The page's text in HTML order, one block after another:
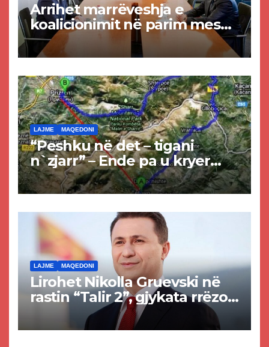
Arrihet marrëveshja e
koalicionimit në parim mes
Kurtit dhe Abdixhikut
LAJME MAQEDONI
“Peshku në det – tigani
n`zjarr” – Ende pa u kryer
projekti i tunelit, komuna e
Tetovës nis punimet për
LAJME MAQEDONI
Lirohet Nikolla Gruevski në
rastin “Talir 2”, gjykata rrëzon
akuzat për ndërtimin e
paligjshëm të selisë së